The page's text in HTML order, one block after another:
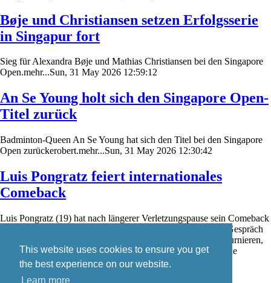
This website uses cookies to ensure you get
the best experience on our website.
Learn more
Bøje und Christiansen setzen Erfolgsserie
in Singapur fort
Sieg für Alexandra Bøje und Mathias Christiansen bei den Singapore
Open.mehr...Sun, 31 May 2026 12:59:12
An Se Young holt sich den Singapore Open-
Titel zurück
Badminton-Queen An Se Young hat sich den Titel bei den Singapore
Open zurückerobert.mehr...Sun, 31 May 2026 12:30:42
Luis Pongratz feiert internationales
Comeback
Luis Pongratz (19) hat nach längerer Verletzungspause sein Comeback
auf der internationalen Badminton-Turnierserie gefeiert. Im Gespräch
mit badzine.de schildert er seine Eindrücke von den ersten Turnieren,
den aktuellen Trainingsbedingungen in Dänemark sowie seine
weiteren Wettkampfpläne.mehr...Sat, 30 May 2026 19:08:14